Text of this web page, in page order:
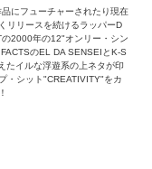
にフューチャーされたり現在
リリースを続けるラッパーD
2000年の12"オンリー・シン
のEL DA SENSEIとK-S
たイルな浮遊系の上ネタが印
・シット"CREATIVITY"をカ